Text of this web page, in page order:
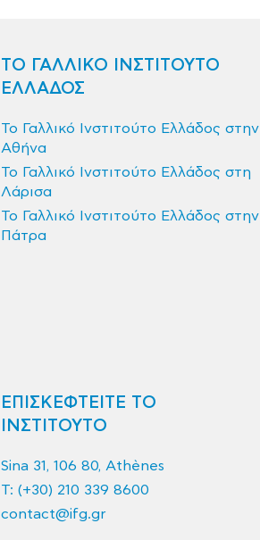
ΤΟ ΓΑΛΛΙΚΟ ΙΝΣΤΙΤΟΥΤΟ
ΕΛΛΑΔΟΣ
Το Γαλλικό Ινστιτούτο Ελλάδος στην
Αθήνα
Το Γαλλικό Ινστιτούτο Ελλάδος στη
Λάρισα
Το Γαλλικό Ινστιτούτο Ελλάδος στην
Πάτρα
ΕΠΙΣΚΕΦΤΕΙΤΕ ΤΟ
ΙΝΣΤΙΤΟΥΤΟ
Sina 31, 106 80, Athènes
T: (+30) 210 339 8600
contact@ifg.gr